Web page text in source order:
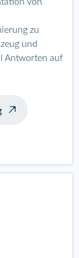
zu
und
Antworten auf